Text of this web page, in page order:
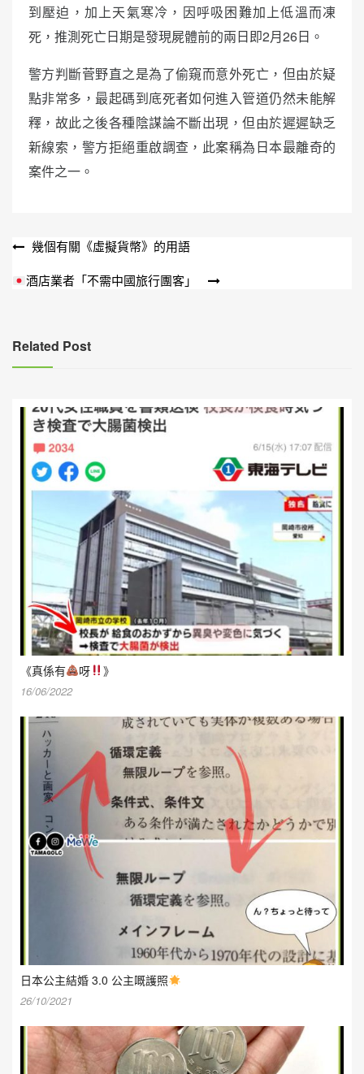
到壓迫，加上天氣寒冷，因呼吸困難加上低溫而凍
死，推測死亡日期是發現屍體前的兩日即2月26日。
警方判斷菅野直之是為了偷窺而意外死亡，但由於疑
點非常多，最起碼到底死者如何進入管道仍然未能解
釋，故此之後各種陰謀論不斷出現，但由於遲遲缺乏
新線索，警方拒絕重啟調查，此案稱為日本最離奇的
案件之一。
文
章
幾個有關《虛擬貨幣》的用語
酒店業者「不需中國旅行團客」
Related Post
《真係有 呀 》
16/06/2022
日本公主結婚 3.0 公主嘅護照
26/10/2021